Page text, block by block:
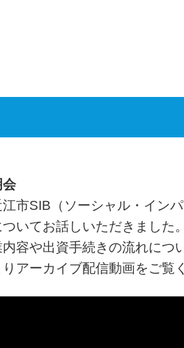
市SIB（ソーシャル・イン
ついてお話しいただきました。
容や出資手続きの流れにつ
アーカイブ配信動画をご覧